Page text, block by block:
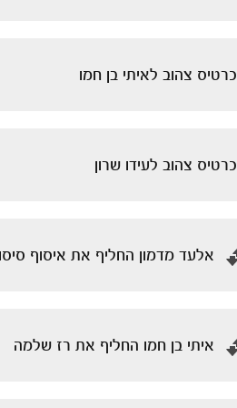
כרטיס צהוב לאיתי בן חמו
כרטיס צהוב לעידו שרון
‏אלעד מדמון החליף את איסוף
‏איתי בן חמו החליף את רז שלמה